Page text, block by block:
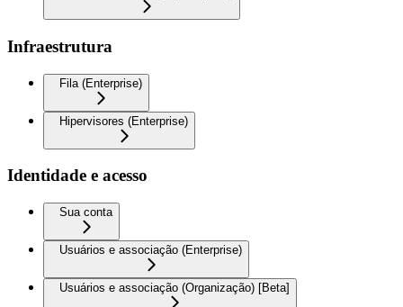
Infraestrutura
Fila (Enterprise)
Hipervisores (Enterprise)
Identidade e acesso
Sua conta
Usuários e associação (Enterprise)
Usuários e associação (Organização) [Beta]